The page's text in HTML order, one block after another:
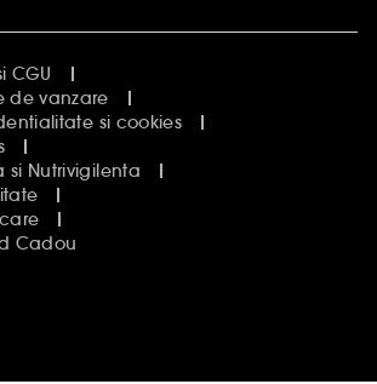
CGU
de vanzare
si cookies
si Nutrivigilenta
Cadou